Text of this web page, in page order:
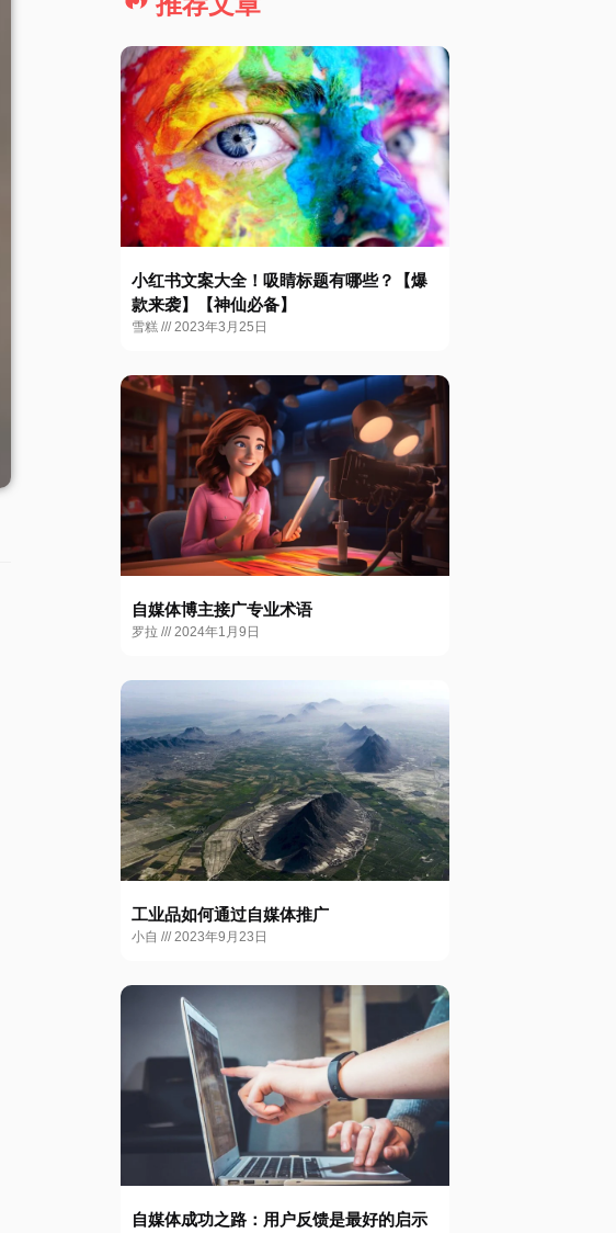
小红书文案大全！吸睛标题有哪些？【爆
款来袭】【神仙必备】
雪糕 2023年3月25日
自媒体博主接广专业术语
罗拉 2024年1月9日
工业品如何通过自媒体推广
小自 2023年9月23日
自媒体成功之路：用户反馈是最好的启示